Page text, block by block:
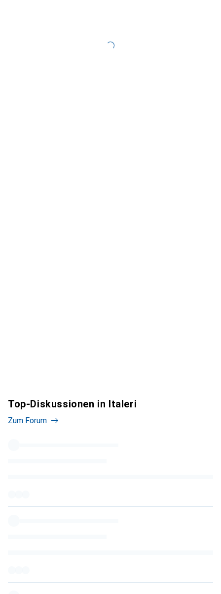
Top-Diskussionen in Italeri
Zum Forum